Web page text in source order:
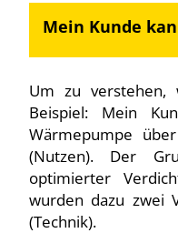
Mein Kunde
Um zu verstehen,
Beispiel: Mein
Wärmepumpe
(Nutzen). Der
optimierter
wurden dazu zwei
(Technik).